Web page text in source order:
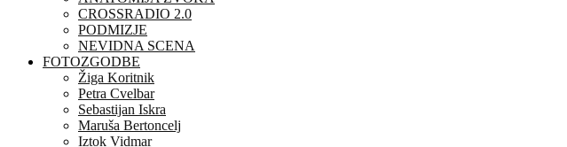
CROSSRADIO 2.0
PODMIZJE
NEVIDNA SCENA
FOTOZGODBE
Žiga Koritnik
Petra Cvelbar
Sebastijan Iskra
Maruša Bertoncelj
Iztok Vidmar